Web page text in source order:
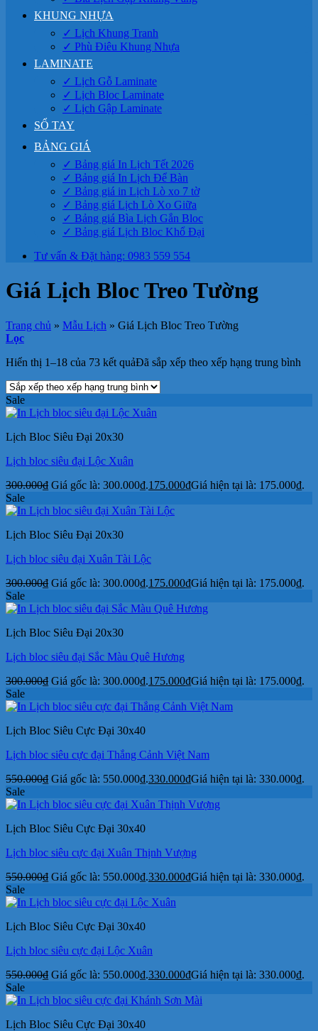
KHUNG NHỰA
✓ Lịch Khung Tranh
✓ Phù Điêu Khung Nhựa
LAMINATE
✓ Lịch Gỗ Laminate
✓ Lịch Bloc Laminate
✓ Lịch Gập Laminate
SỔ TAY
BẢNG GIÁ
✓ Bảng giá In Lịch Tết 2026
✓ Bảng giá In Lịch Để Bàn
✓ Bảng giá in Lịch Lò xo 7 tờ
✓ Bảng giá Lịch Lò Xo Giữa
✓ Bảng giá Bìa Lịch Gắn Bloc
✓ Bảng giá Lịch Bloc Khổ Đại
Tư vấn & Đặt hàng: 0983 559 554
Giá Lịch Bloc Treo Tường
Trang chủ » Mẫu Lịch » Giá Lịch Bloc Treo Tường
Lọc
Hiển thị 1–18 của 73 kết quảĐã sắp xếp theo xếp hạng trung bình
Sale
Lịch Bloc Siêu Đại 20x30
Lịch bloc siêu đại Lộc Xuân
300.000₫ Giá gốc là: 300.000₫.175.000₫Giá hiện tại là: 175.000₫.
Sale
Lịch Bloc Siêu Đại 20x30
Lịch bloc siêu đại Xuân Tài Lộc
300.000₫ Giá gốc là: 300.000₫.175.000₫Giá hiện tại là: 175.000₫.
Sale
Lịch Bloc Siêu Đại 20x30
Lịch bloc siêu đại Sắc Màu Quê Hương
300.000₫ Giá gốc là: 300.000₫.175.000₫Giá hiện tại là: 175.000₫.
Sale
Lịch Bloc Siêu Cực Đại 30x40
Lịch bloc siêu cực đại Thắng Cảnh Việt Nam
550.000₫ Giá gốc là: 550.000₫.330.000₫Giá hiện tại là: 330.000₫.
Sale
Lịch Bloc Siêu Cực Đại 30x40
Lịch bloc siêu cực đại Xuân Thịnh Vượng
550.000₫ Giá gốc là: 550.000₫.330.000₫Giá hiện tại là: 330.000₫.
Sale
Lịch Bloc Siêu Cực Đại 30x40
Lịch bloc siêu cực đại Lộc Xuân
550.000₫ Giá gốc là: 550.000₫.330.000₫Giá hiện tại là: 330.000₫.
Sale
Lịch Bloc Siêu Cực Đại 30x40